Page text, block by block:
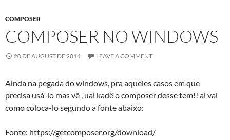
COMPOSER
COMPOSER NO WINDOWS
20 DE AUGUST DE 2014 LEAVE A COMMENT
Ainda na pegada do windows, pra aqueles casos em que
precisa usá-lo mas vê , uai kadê o composer desse tem!! ai vai
como coloca-lo segundo a fonte abaixo:
Fonte: https://getcomposer.org/download/